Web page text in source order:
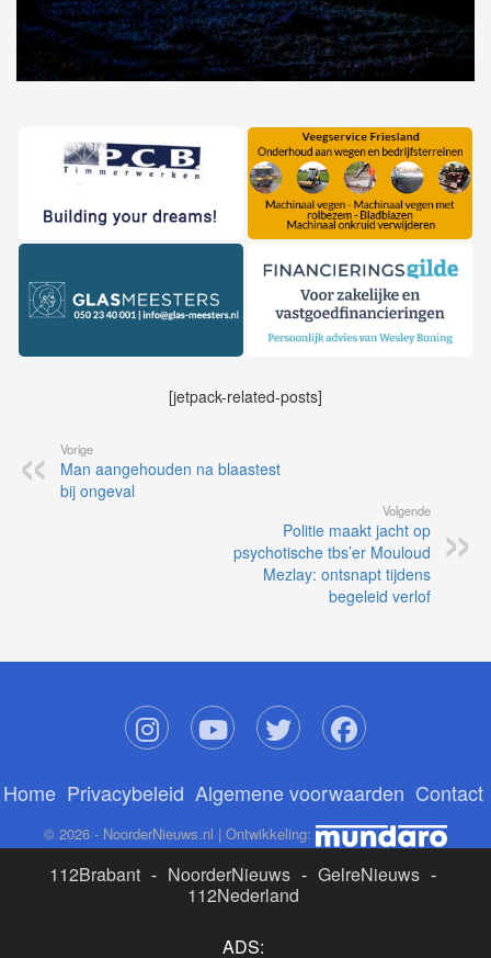
[jetpack-related-posts]
Vorige
Man aangehouden na blaastest
bij ongeval
Volgende
Politie maakt jacht op
psychotische tbs’er Mouloud
Mezlay: ontsnapt tijdens
begeleid verlof
Home Privacybeleid Algemene voorwaarden Contact
© 2026 - NoorderNieuws.nl | Ontwikkeling:
112Brabant - NoorderNieuws - GelreNieuws -
112Nederland
ADS: